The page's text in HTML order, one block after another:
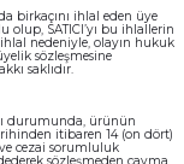
birkaçını ihlal eden üye
SATICI’yı bu ihlallerin
nedeniyle, olayın hukuk
sözleşmesine
saklıdır.
durumunda, ürünün
itibaren 14 (on dört)
cezai sorumluluk